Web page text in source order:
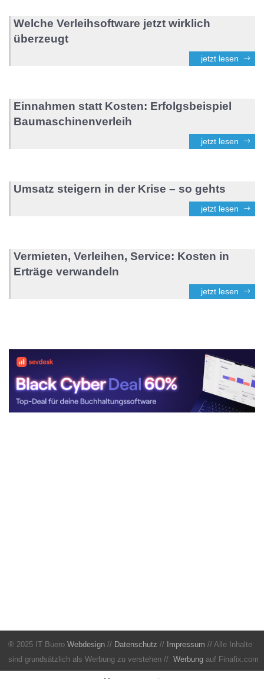
Welche Verleihsoftware jetzt wirklich
überzeugt
jetzt lesen
Einnahmen statt Kosten: Erfolgsbeispiel
Baumaschinenverleih
jetzt lesen
Umsatz steigern in der Krise – so gehts
jetzt lesen
Vermieten, Verleihen, Service: Kosten in
Erträge verwandeln
jetzt lesen
® 2025 IT Buero Webdesign // Datenschutz // Impressum // Alle Inhalte
sind grundsätzlich als Werbung zu verstehen // Werbung auf Finafix.com